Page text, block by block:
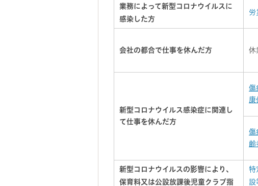
業務によって新型コロナウイルスに
感染した方
労
会社の都合で仕事を休んだ方 休
新型コロナウイルス感染症に関連し
て仕事を休んだ方
傷
康
傷
齢
新型コロナウイルスの影響により、
保育料又は公設放課後児童クラブ指
特
設